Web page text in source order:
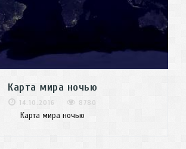
Карта мира ночью
14.10.2016 8780
Карта мира ночью